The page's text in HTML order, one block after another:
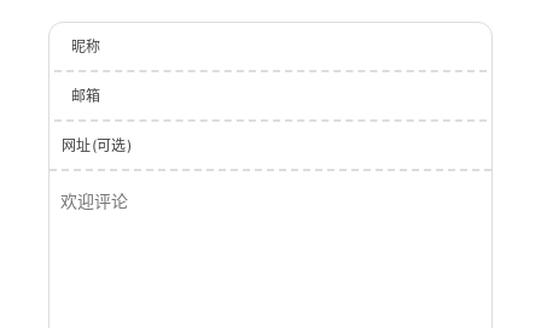
昵称
邮箱
网址(可选)